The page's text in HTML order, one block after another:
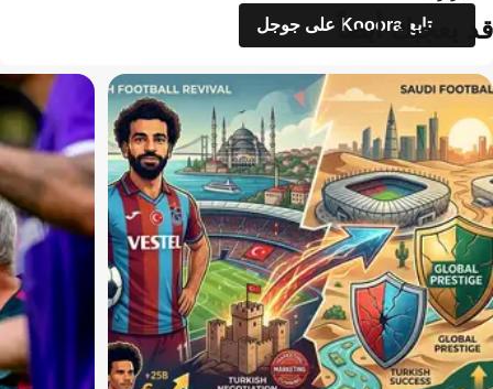
تابع Kooora على جوجل
قد يعجبك أيضاً